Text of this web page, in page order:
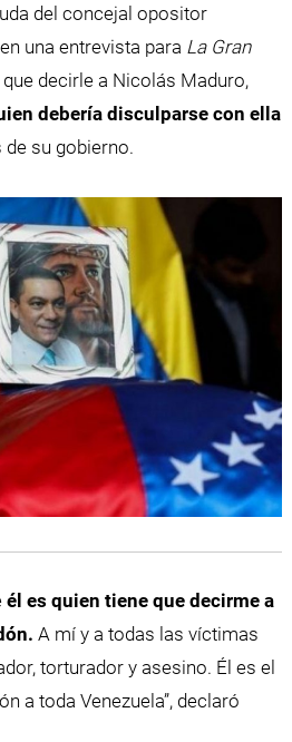
del concejal opositor
una entrevista para La Gran
decirle a Nicolás Maduro,
debería disculparse con ella
su gobierno.
él es quien tiene que decirme a
A mí y a todas las víctimas
torturador y asesino. Él es el
a toda Venezuela”, declaró